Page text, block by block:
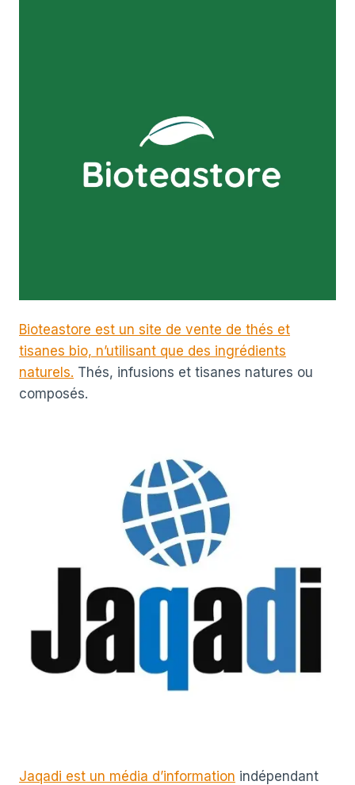
Bioteastore est un site de vente de thés et
tisanes bio, n’utilisant que des ingrédients
naturels. Thés, infusions et tisanes natures ou
composés.
Jaqadi est un média d’information indépendant